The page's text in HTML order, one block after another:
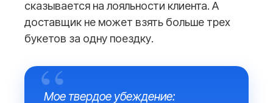
сказывается на лояльности клиента. А
доставщик не может взять больше трех
букетов за одну поездку.
Мое твердое убеждение: